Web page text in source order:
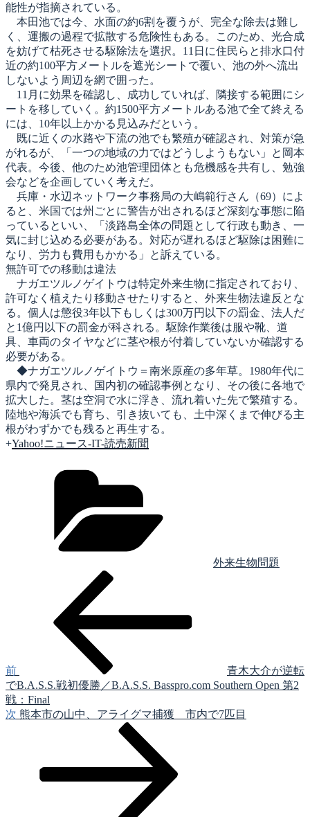
能性が指摘されている。
本田池では今、水面の約6割を覆うが、完全な除去は難し
く、運搬の過程で拡散する危険性もある。このため、光合成
を妨げて枯死させる駆除法を選択。11日に住民らと排水口付
近の約100平方メートルを遮光シートで覆い、池の外へ流出
しないよう周辺を網で囲った。
11月に効果を確認し、成功していれば、隣接する範囲にシ
ートを移していく。約1500平方メートルある池で全て終える
には、10年以上かかる見込みだという。
既に近くの水路や下流の池でも繁殖が確認され、対策が急
がれるが、「一つの地域の力ではどうしようもない」と岡本
代表。今後、他のため池管理団体とも危機感を共有し、勉強
会などを企画していく考えだ。
兵庫・水辺ネットワーク事務局の大嶋範行さん（69）によ
ると、米国では州ごとに警告が出されるほど深刻な事態に陥
っているといい、「淡路島全体の問題として行政も動き、一
気に封じ込める必要がある。対応が遅れるほど駆除は困難に
なり、労力も費用もかかる」と訴えている。
無許可での移動は違法
ナガエツルノゲイトウは特定外来生物に指定されており、
許可なく植えたり移動させたりすると、外来生物法違反とな
る。個人は懲役3年以下もしくは300万円以下の罰金、法人だ
と1億円以下の罰金が科される。駆除作業後は服や靴、道
具、車両のタイヤなどに茎や根が付着していないか確認する
必要がある。
◆ナガエツルノゲイトウ＝南米原産の多年草。1980年代に
県内で発見され、国内初の確認事例となり、その後に各地で
拡大した。茎は空洞で水に浮き、流れ着いた先で繁殖する。
陸地や海浜でも育ち、引き抜いても、土中深くまで伸びる主
根がわずかでも残ると再生する。
+Yahoo!ニュース-IT-読売新聞
外来生物問題
ゲ
ー
シ
前
青木大介が逆転
でB.A.S.S.戦初優勝／B.A.S.S. Basspro.com Southern Open 第2
戦：Final
次
次 熊本市の山中、アライグマ捕獲 市内で7匹目